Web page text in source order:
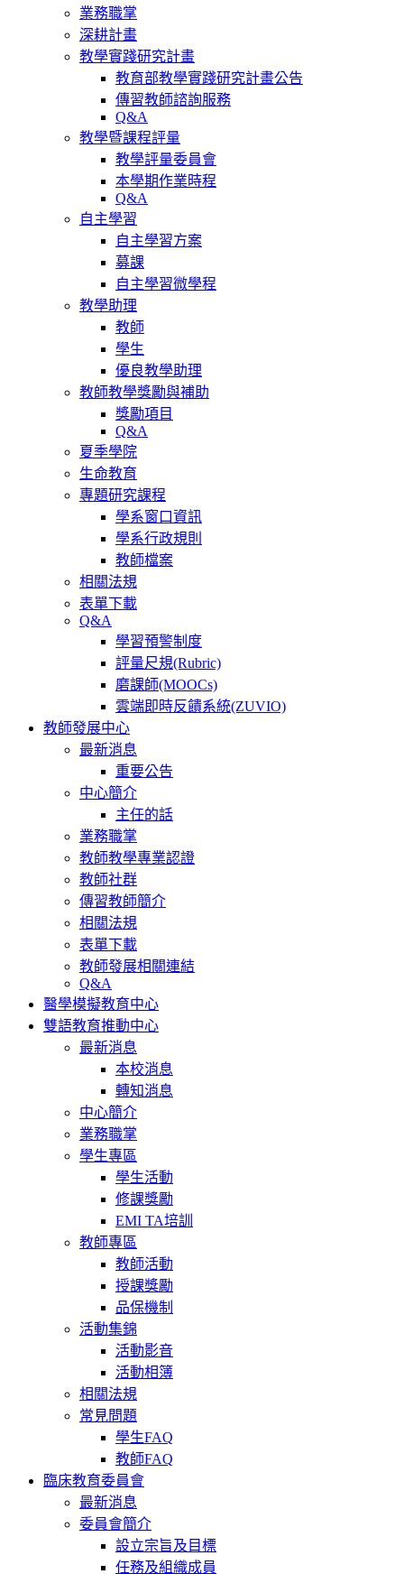
業務職掌
深耕計畫
教學實踐研究計畫
教育部教學實踐研究計畫公告
傳習教師諮詢服務
Q&A
教學暨課程評量
教學評量委員會
本學期作業時程
Q&A
自主學習
自主學習方案
募課
自主學習微學程
教學助理
教師
學生
優良教學助理
教師教學獎勵與補助
獎勵項目
Q&A
夏季學院
生命教育
專題研究課程
學系窗口資訊
學系行政規則
教師檔案
相關法規
表單下載
Q&A
學習預警制度
評量尺規(Rubric)
磨課師(MOOCs)
雲端即時反饋系統(ZUVIO)
教師發展中心
最新消息
重要公告
中心簡介
主任的話
業務職掌
教師教學專業認證
教師社群
傳習教師簡介
相關法規
表單下載
教師發展相關連結
Q&A
醫學模擬教育中心
雙語教育推動中心
最新消息
本校消息
轉知消息
中心簡介
業務職掌
學生專區
學生活動
修課獎勵
EMI TA培訓
教師專區
教師活動
授課獎勵
品保機制
活動集錦
活動影音
活動相簿
相關法規
常見問題
學生FAQ
教師FAQ
臨床教育委員會
最新消息
委員會簡介
設立宗旨及目標
任務及組織成員